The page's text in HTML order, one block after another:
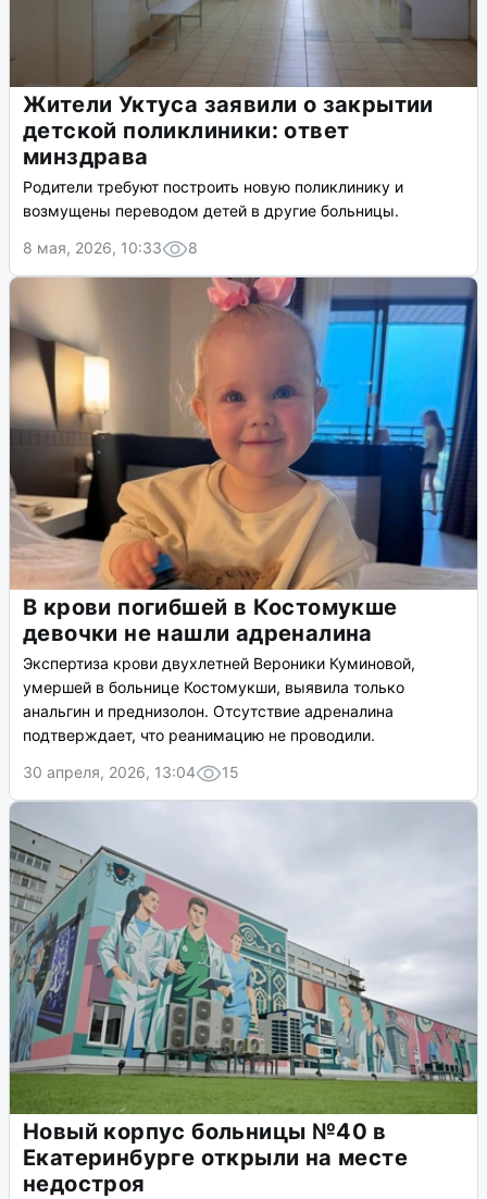
Жители Уктуса заявили о закрытии
детской поликлиники: ответ
минздрава
Родители требуют построить новую поликлинику и
возмущены переводом детей в другие больницы.
8 мая, 2026, 10:33
8
В крови погибшей в Костомукше
девочки не нашли адреналина
Экспертиза крови двухлетней Вероники Куминовой,
умершей в больнице Костомукши, выявила только
анальгин и преднизолон. Отсутствие адреналина
подтверждает, что реанимацию не проводили.
30 апреля, 2026, 13:04
15
Новый корпус больницы №40 в
Екатеринбурге открыли на месте
недостроя